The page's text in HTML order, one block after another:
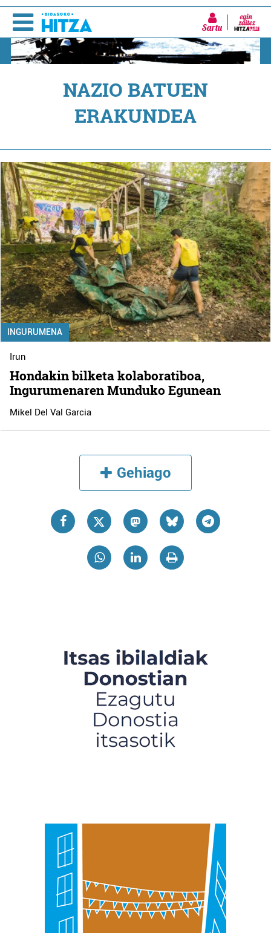
Sartu
NAZIO BATUEN
ERAKUNDEA
INGURUMENA
Irun
Hondakin bilketa kolaboratiboa,
Ingurumenaren Munduko Egunean
Mikel Del Val Garcia
Gehiago